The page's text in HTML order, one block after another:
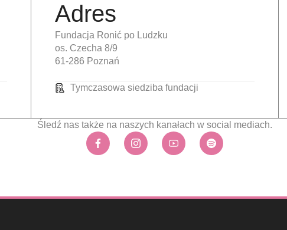
Adres
Fundacja Ronić po Ludzku
os. Czecha 8/9
61-286 Poznań
Tymczasowa siedziba fundacji
Śledź nas także na naszych kanałach w social mediach.